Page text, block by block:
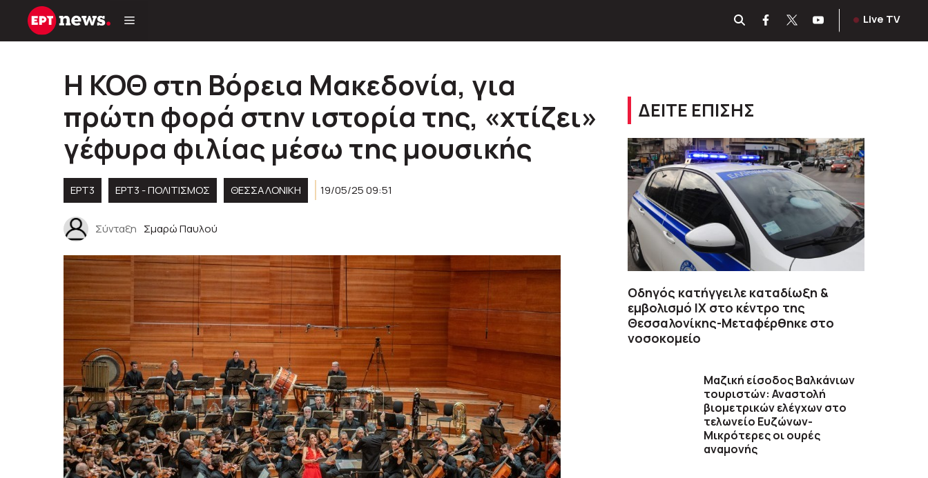
Μετάβαση
Live TV
Η ΚΟΘ στη Βόρεια Μακεδονία, για
πρώτη φορά στην ιστορία της, «χτίζει»
γέφυρα φιλίας μέσω της μουσικής
ΕΡΤ3 ΕΡΤ3 - ΠΟΛΙΤΙΣΜΌΣ ΘΕΣΣΑΛΟΝΙΚΗ 19/05/25 09:51
Σύνταξη Σμαρώ Παυλού
ΔΕΙΤΕ ΕΠΙΣΗΣ
Οδηγός κατήγγειλε καταδίωξη &
εμβολισμό ΙΧ στο κέντρο της
Θεσσαλονίκης-Μεταφέρθηκε στο
νοσοκομείο
Μαζική είσοδος Βαλκάνιων
τουριστών: Αναστολή
βιομετρικών ελέγχων στο
τελωνείο Ευζώνων-
Μικρότερες οι ουρές
αναμονής